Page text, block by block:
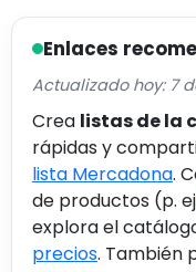
Enlaces
Actualizado hoy: 7
Crea listas de la
rápidas y
lista Mercadona.
de productos (p.
explora el
precios. También